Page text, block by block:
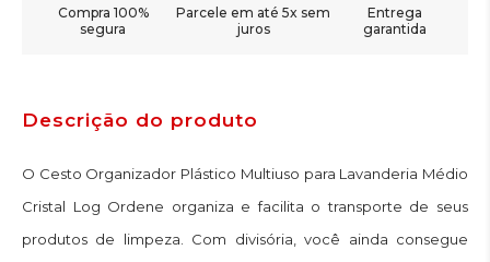
Compra 100%
segura
Parcele em até 5x sem
juros
Entrega
garantida
Descrição do produto
O Cesto Organizador Plástico Multiuso para Lavanderia Médio
Cristal Log Ordene organiza e facilita o transporte de seus
produtos de limpeza. Com divisória, você ainda consegue